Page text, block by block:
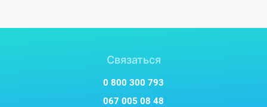
Связаться
0 800 300 793
067 005 08 48